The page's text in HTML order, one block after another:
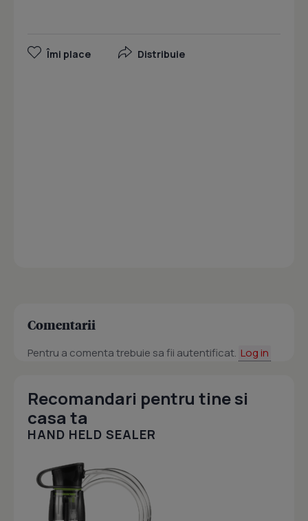
Îmi place Distribuie
Comentarii
Pentru a comenta trebuie sa fii autentificat. Log in
Recomandari pentru tine si
casa ta
HAND HELD SEALER